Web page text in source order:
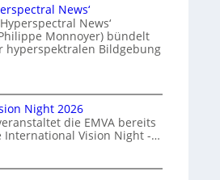
v
e
r
s
s
i
e
News‘
News‘
Monnoyer) bündelt
hyperspektralen Bildgebung
Night 2026
die EMVA bereits
International Vision Night -…